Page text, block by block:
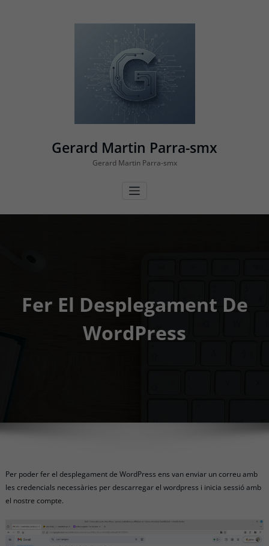
Gerard Martin Parra-smx
Gerard Martin Parra-smx
Fer El Desplegament De
WordPress
Per poder fer el desplegament de WordPress ens van enviar un correu amb
les credencials necessàries per descarregar el wordpress i inicia sessió amb
el nostre compte.